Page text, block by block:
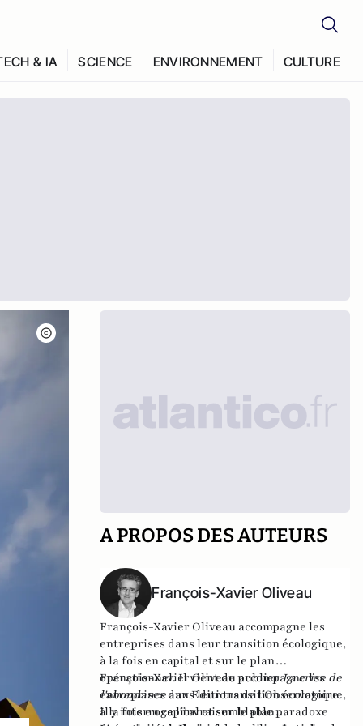
& IA SCIENCE ENVIRONNEMENT CULTURE
A PROPOS DES AUTEURS
François-Xavier Oliveau
François-Xavier Oliveau accompagne les
entreprises dans leur transition écologique,
à la fois en capital et sur le plan
opérationnel. Il vient de publierLa crise de
l'abondanceaux Editions de l'Observatoire.
Il y interroge l'invraisemblable paradoxe
François-Xavier Oliveau accompagne les
entreprises dans leur transition écologique,
à la fois en capital et sur le plan